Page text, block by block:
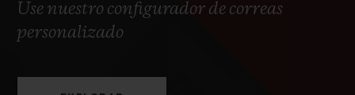
Use nuestro configurador de correas
personalizado